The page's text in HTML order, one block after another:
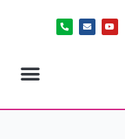
P
h
o
E
n
v
Y
o
u